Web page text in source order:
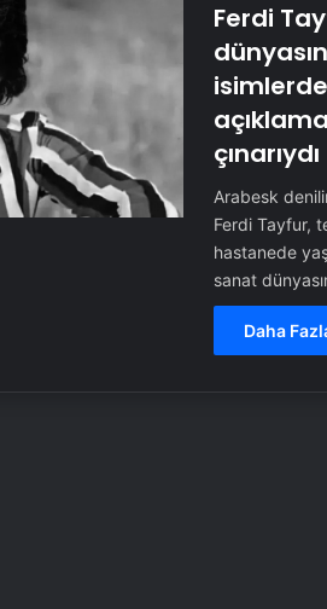
Ferdi
çınarıydı
Arabesk
Ferdi Tayfur,
hastanede
sanat
Daha